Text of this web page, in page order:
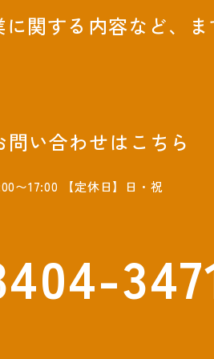
に関する内容など、ま
問い合わせはこちら
〜17:00 【定休日】日・祝